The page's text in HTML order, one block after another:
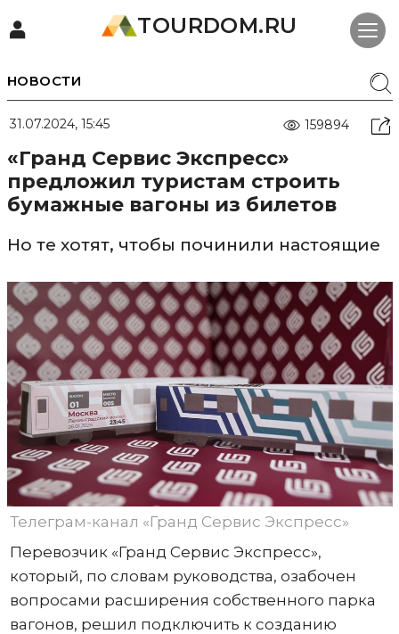
TOURDOM.RU
НОВОСТИ
31.07.2024, 15:45 159894
«Гранд Сервис Экспресс»
предложил туристам строить
бумажные вагоны из билетов
Но те хотят, чтобы починили настоящие
Телеграм-канал «Гранд Сервис Экспресс»
Перевозчик «Гранд Сервис Экспресс»,
который, по словам руководства, озабочен
вопросами расширения собственного парка
вагонов, решил подключить к созданию